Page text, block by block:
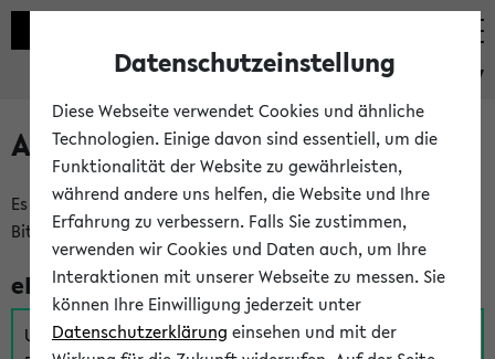
eKVV
Anmeldung am eKVV
Es gibt mehrere Möglichkeiten zur Anmeldung am eKVV.
Bitte wählen Sie die für Sie richtige aus:
eKVV für Studierende
Um sich einen Stundenplan zu erstellen und alle weiteren
Datenschutzeinstellung
Diese Webseite verwendet Cookies und ähnliche
Technologien. Einige davon sind essentiell, um die
Funktionalität der Website zu gewährleisten,
während andere uns helfen, die Website und Ihre
Erfahrung zu verbessern. Falls Sie zustimmen,
verwenden wir Cookies und Daten auch, um Ihre
Interaktionen mit unserer Webseite zu messen. Sie
können Ihre Einwilligung jederzeit unter
Datenschutzerklärung einsehen und mit der